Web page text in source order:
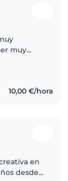
muy
10,00 €/hora
en
desde